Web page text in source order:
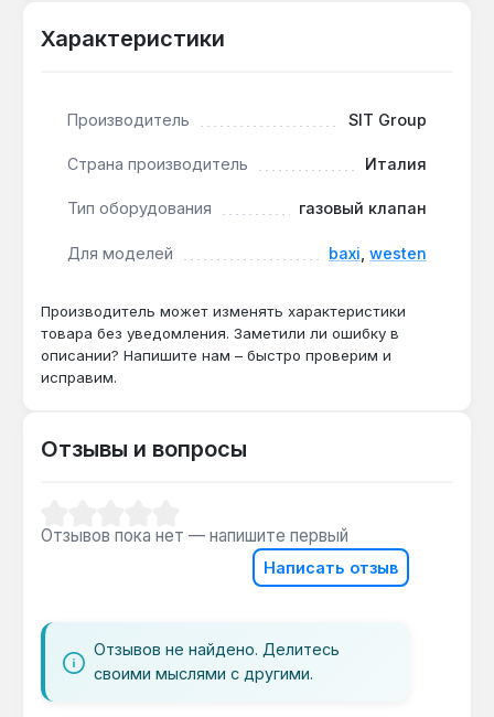
производительность горелки в широком
Настройка выходного давления:
максимальный и минимальный уровень
давления газа для стабильной работы пальника.
патрубки могут иметь наружную или
модификациях котлов.
Применяется для профессионального сервисного
котлов. Производство — Италия. Гарантия 1 год,
доставка по Украине.
Подходит ли для котлов Baxi Luna?
Да — клапан 845 SIGMA совместим с
и Pigma, благодаря универсальным патрубкам
с резьбой 3/4".
Характеристики
Производитель SIT Group
Страна производитель Италия
Тип оборудования газовый клапан
Для моделей baxi westen
Производитель может изменять характеристики
товара без уведомления. Заметили ли ошибку в
описании? Напишите нам – быстро проверим и
исправим.
Отзывы и вопросы
Отзывов пока нет — напишите первый
Написать отзыв
Отзывов не найдено. Делитесь
своими мыслями с другими.